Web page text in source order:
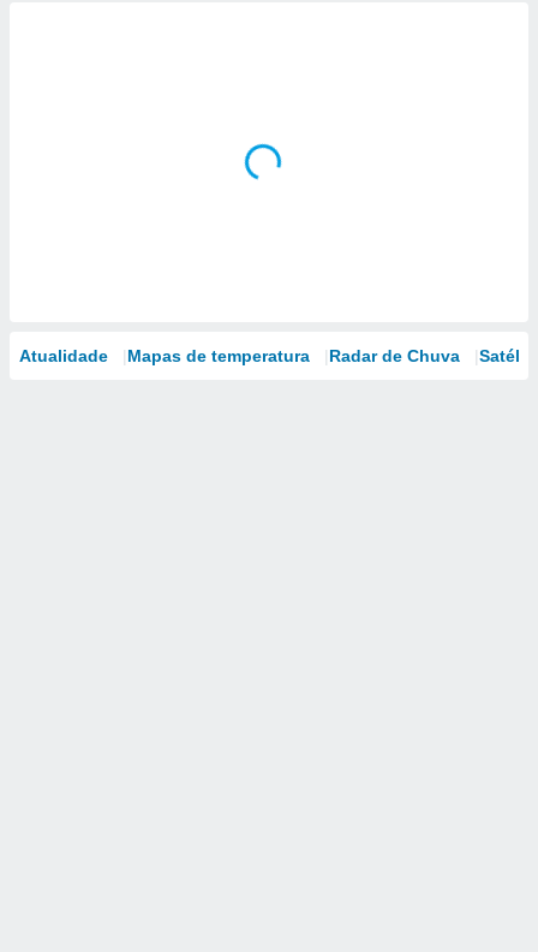
Atualidade Mapas de temperatura Radar de Chuva